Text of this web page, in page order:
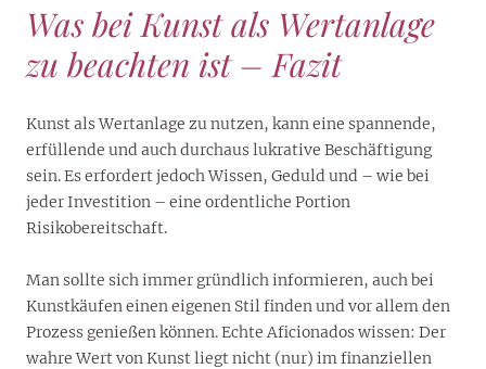
Was bei Kunst als Wertanlage
zu beachten ist – Fazit
Kunst als Wertanlage zu nutzen, kann eine spannende,
erfüllende und auch durchaus lukrative Beschäftigung
sein. Es erfordert jedoch Wissen, Geduld und – wie bei
jeder Investition – eine ordentliche Portion
Risikobereitschaft.
Man sollte sich immer gründlich informieren, auch bei
Kunstkäufen einen eigenen Stil finden und vor allem den
Prozess genießen können. Echte Aficionados wissen: Der
wahre Wert von Kunst liegt nicht (nur) im finanziellen